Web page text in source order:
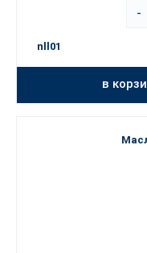
-
nll01
в